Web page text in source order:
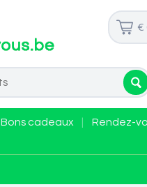
€
Bons cadeaux
Rendez-